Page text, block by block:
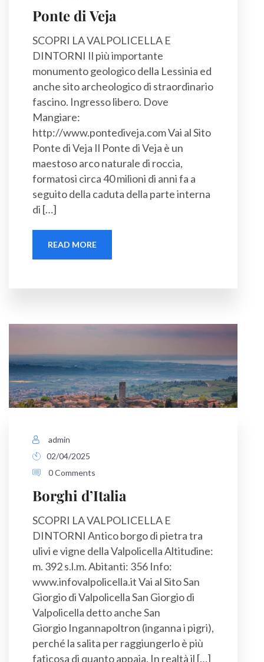
Ponte di Veja
SCOPRI LA VALPOLICELLA E
DINTORNI Il più importante
monumento geologico della Lessinia ed
anche sito archeologico di straordinario
fascino. Ingresso libero. Dove
Mangiare:
http://www.pontediveja.com Vai al Sito
Ponte di Veja Il Ponte di Veja è un
maestoso arco naturale di roccia,
formatosi circa 40 milioni di anni fa a
seguito della caduta della parte interna
di […]
READ MORE
admin
02/04/2025
0 Comments
Borghi d’Italia
SCOPRI LA VALPOLICELLA E
DINTORNI Antico borgo di pietra tra
ulivi e vigne della Valpolicella Altitudine:
m. 392 s.l.m. Abitanti: 356 Info:
www.infovalpolicella.it Vai al Sito San
Giorgio di Valpolicella San Giorgio di
Valpolicella detto anche San
Giorgio Ingannapoltron (inganna i pigri),
perché la salita per raggiungerlo è più
faticosa di quanto appaia. In realtà il […]